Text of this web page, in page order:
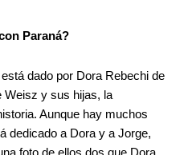
Paraná?
dado por Dora Rebechi de
Weisz y sus hijas, la
Aunque hay muchos
dedicado a Dora y a Jorge,